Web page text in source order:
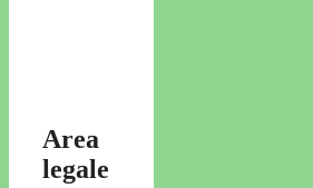
Area
legale